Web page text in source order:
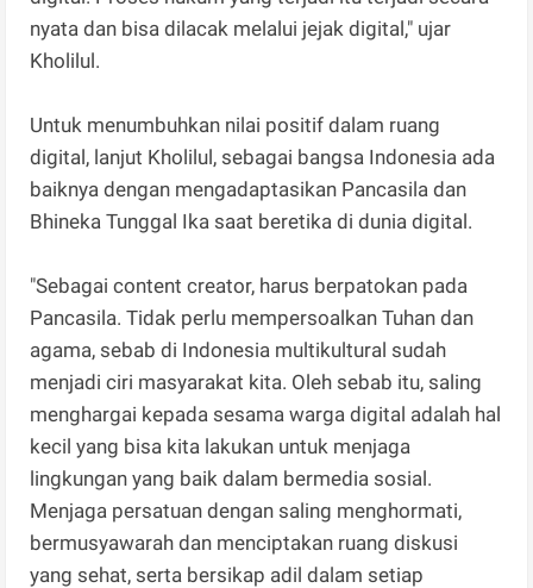
nyata dan bisa dilacak melalui jejak digital," ujar
Kholilul.
Untuk menumbuhkan nilai positif dalam ruang
digital, lanjut Kholilul, sebagai bangsa Indonesia ada
baiknya dengan mengadaptasikan Pancasila dan
Bhineka Tunggal Ika saat beretika di dunia digital.
"Sebagai content creator, harus berpatokan pada
Pancasila. Tidak perlu mempersoalkan Tuhan dan
agama, sebab di Indonesia multikultural sudah
menjadi ciri masyarakat kita. Oleh sebab itu, saling
menghargai kepada sesama warga digital adalah hal
kecil yang bisa kita lakukan untuk menjaga
lingkungan yang baik dalam bermedia sosial.
Menjaga persatuan dengan saling menghormati,
bermusyawarah dan menciptakan ruang diskusi
yang sehat, serta bersikap adil dalam setiap